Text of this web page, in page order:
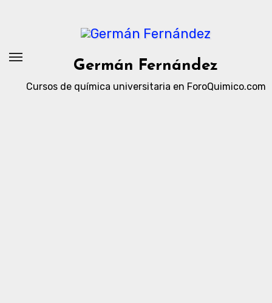
Germán Fernández
Cursos de química universitaria en ForoQuimico.com